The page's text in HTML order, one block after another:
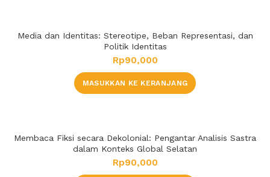
Media dan Identitas: Stereotipe, Beban Representasi, dan
Politik Identitas
Rp90,000
MASUKKAN KE KERANJANG
Membaca Fiksi secara Dekolonial: Pengantar Analisis Sastra
dalam Konteks Global Selatan
Rp90,000